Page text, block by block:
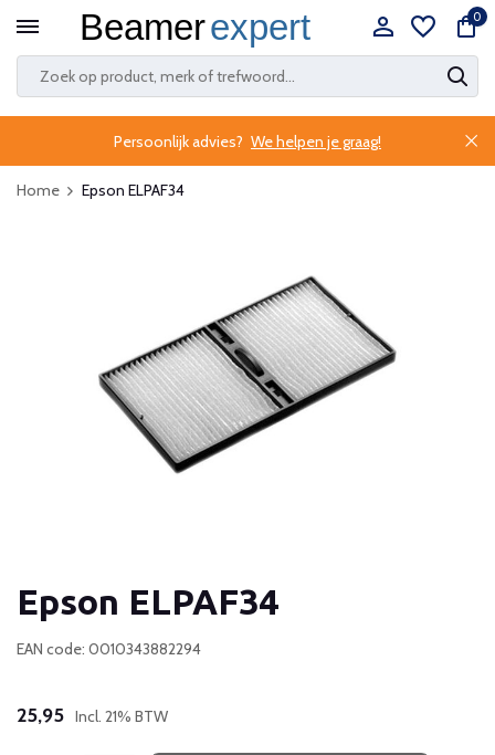
0
Persoonlijk advies? We helpen je graag!
Home Epson ELPAF34
Epson ELPAF34
EAN code: 0010343882294
25,95 Incl. 21% BTW